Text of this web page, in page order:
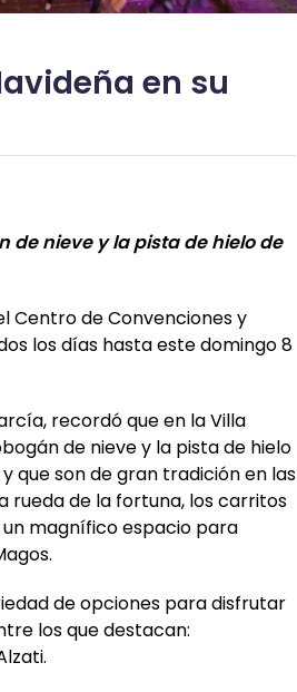
en su
de nieve y la pista de hielo de
Centro de Convenciones y
los días hasta este domingo 8
recordó que en la Villa
de nieve y la pista de hielo
que son de gran tradición en las
rueda de la fortuna, los carritos
magnífico espacio para
de opciones para disfrutar
los que destacan: